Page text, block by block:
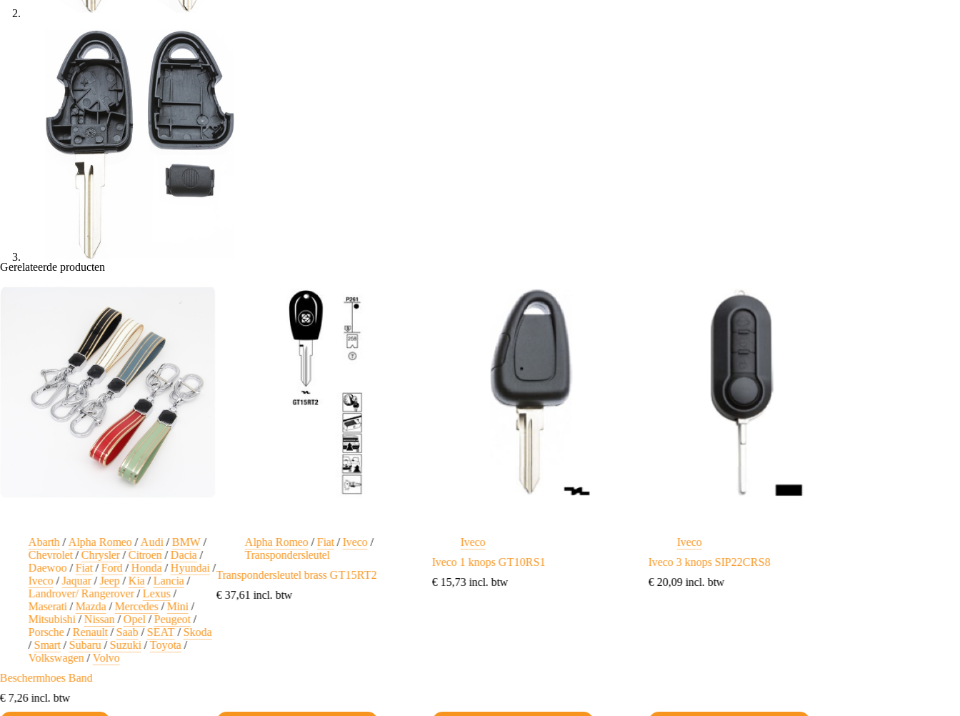
Gerelateerde producten
Abarth /Alpha Romeo/Audi /BMW/
Chevrolet/Chrysler/Citroen /Dacia /
Daewoo/Fiat/Ford /Honda /Hyundai /
Iveco/Jaquar/Jeep/Kia /Lancia /
Landrover/ Rangerover/Lexus/
Maserati /Mazda /Mercedes/Mini /
Mitsubishi /Nissan /Opel /Peugeot/
Porsche/Renault/Saab/SEAT/Skoda
/Smart/Subaru /Suzuki /Toyota /
Volkswagen /Volvo
Beschermhoes Band
€ 7,26 incl. btw
Alpha Romeo/Fiat/Iveco/
Transpondersleutel
Transpondersleutel brass GT15RT2
€37,61 incl. btw
Iveco
Iveco 1 knops GT10RS1
€15,73incl. btw
Iveco
Iveco 3 knops SIP22CRS8
€20,09incl. btw